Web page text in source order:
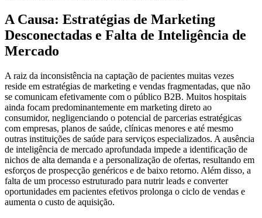
A Causa: Estratégias de Marketing
Desconectadas e Falta de Inteligência de
Mercado
A raiz da inconsistência na captação de pacientes muitas vezes
reside em estratégias de marketing e vendas fragmentadas, que não
se comunicam efetivamente com o público B2B. Muitos hospitais
ainda focam predominantemente em marketing direto ao
consumidor, negligenciando o potencial de parcerias estratégicas
com empresas, planos de saúde, clínicas menores e até mesmo
outras instituições de saúde para serviços especializados. A ausência
de inteligência de mercado aprofundada impede a identificação de
nichos de alta demanda e a personalização de ofertas, resultando em
esforços de prospecção genéricos e de baixo retorno. Além disso, a
falta de um processo estruturado para nutrir leads e converter
oportunidades em pacientes efetivos prolonga o ciclo de vendas e
aumenta o custo de aquisição.